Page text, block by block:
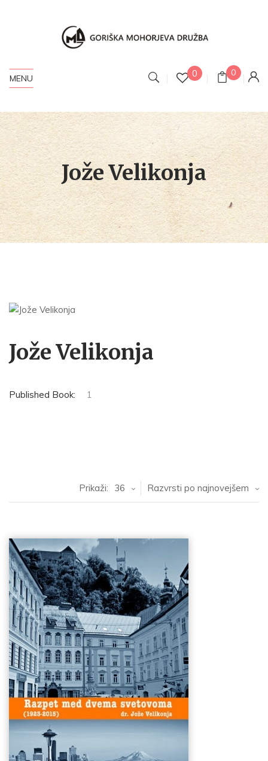
MENU 0 0
Jože Velikonja
Jože Velikonja
Published Book: 1
Razvrsti po najnovejšem
Prikaži: 36